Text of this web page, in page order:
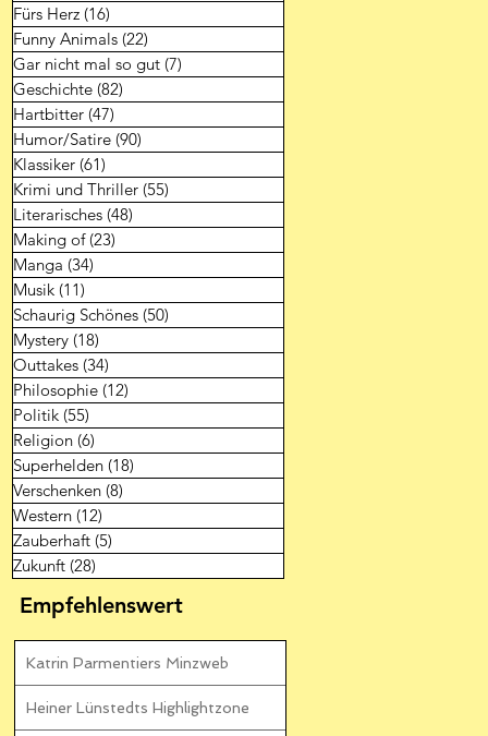
Fürs Herz (16)
Funny Animals (22)
Gar nicht mal so gut (7)
Geschichte (82)
Hartbitter (47)
Humor/Satire (90)
Klassiker (61)
Krimi und Thriller (55)
Literarisches (48)
Making of (23)
Manga (34)
Musik (11)
Schaurig Schönes (50)
Mystery (18)
Outtakes (34)
Philosophie (12)
Politik (55)
Religion (6)
Superhelden (18)
Verschenken (8)
Western (12)
Zauberhaft (5)
Zukunft (28)
Empfehlenswert
Katrin Parmentiers Minzweb
Heiner Lünstedts Highlightzone